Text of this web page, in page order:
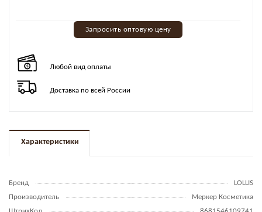
Запросить оптовую цену
Любой вид оплаты
Доставка по всей России
Характеристики
Бренд
LOLLIS
Производитель
Меркер Косметика